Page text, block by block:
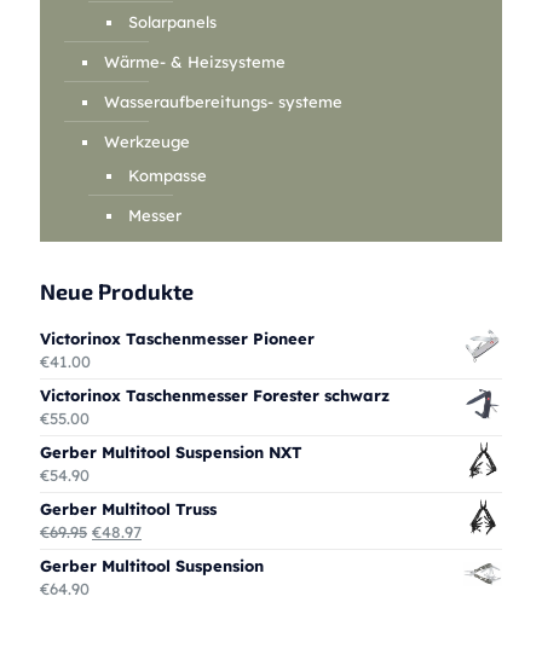
Solarpanels
Wärme- & Heizsysteme
Wasseraufbereitungs- systeme
Werkzeuge
Kompasse
Messer
Neue Produkte
Victorinox Taschenmesser Pioneer
€41.00
Victorinox Taschenmesser Forester schwarz
€55.00
Gerber Multitool Suspension NXT
€54.90
Gerber Multitool Truss
€69.95 Ursprünglicher
war:
€48.97Aktueller
ist:
Gerber Multitool Suspension
€64.90